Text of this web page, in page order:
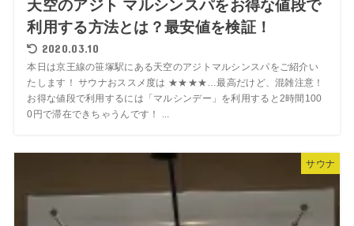
天空のアジト マルシンスパをお得な値段で
利用する方法とは？最安値を検証！
2020.03.10
本日は京王線の笹塚駅にある天空のアジトマルシンスパをご紹介い
たします！ サウナおススメ度は ★★★★…最高だけど、混雑注意！
お得な値段で利用するには「マルシンデー」を利用すると2時間100
0円で滞在できちゃうんです！ ...
サウナ